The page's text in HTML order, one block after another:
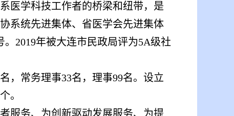
医学科技工作者的桥梁和纽带，是
系统先进集体、省医学会先进集体
2019年被大连市民政局评为5A级社
，常务理事33名，理事99名。设立
。
服务、为创新驱动发展服务、为提